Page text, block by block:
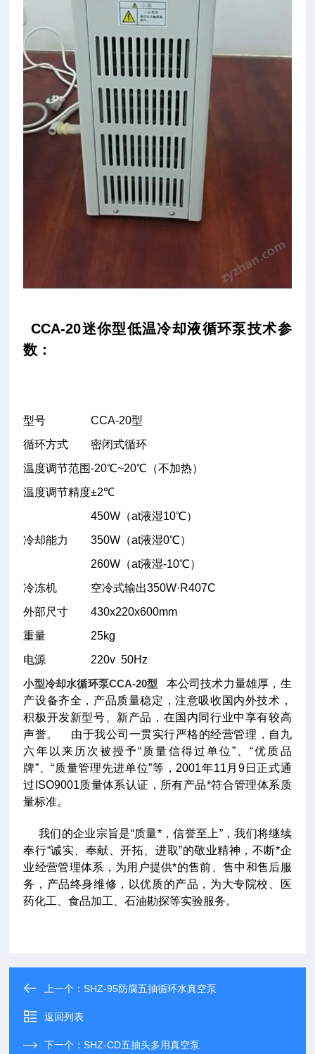
CCA-20迷你型低温冷却液循环泵技术参
数：
型号
CCA-20型
循环方式
密闭式循环
温度调节范围-20℃~20℃（不加热）
温度调节精度±2℃
冷却能力
450W（at液湿10℃）
350W（at液湿0℃）
260W（at液湿-10℃）
冷冻机
空冷式输出350W·R407C
外部尺寸
430x220x600mm
重量
25kg
电源
220v 50Hz
小型冷却水循环泵CCA-20型 本公司技术力量雄厚，生
产设备齐全，产品质量稳定，注意吸收国内外技术，
积极开发新型号、新产品，在国内同行业中享有较高
声誉。
由于我公司一贯实行严格的经营管理，自九
六年以来历次被授予“质量信得过单位”、“优质品
牌”、“质量管理先进单位”等，2001年11月9日正式通
过ISO9001质量体系认证，所有产品*符合管理体系质
量标准。
我们的企业宗旨是“质量*，信誉至上”，我们将继续
奉行“诚实、奉献、开拓、进取”的敬业精神，不断*企
业经营管理体系，为用户提供*的售前、售中和售后服
务，产品终身维修，以优质的产品，为大专院校、医
药化工、食品加工、石油勘探等实验服务。
上一个：SHZ-95防腐五抽循环水真空泵
返回列表
下一个：SHZ-CD五抽头多用真空泵